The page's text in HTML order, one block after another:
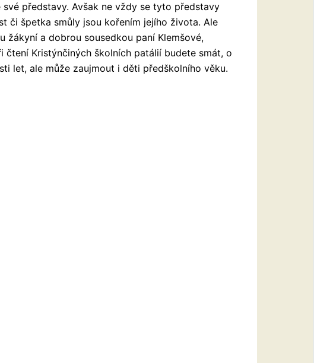
představy. Avšak ne vždy se tyto představy
či špetka smůly jsou kořením jejího života. Ale
žákyní a dobrou sousedkou paní Klemšové,
čtení Kristýnčiných školních patálií budete smát, o
let, ale může zaujmout i děti předškolního věku.